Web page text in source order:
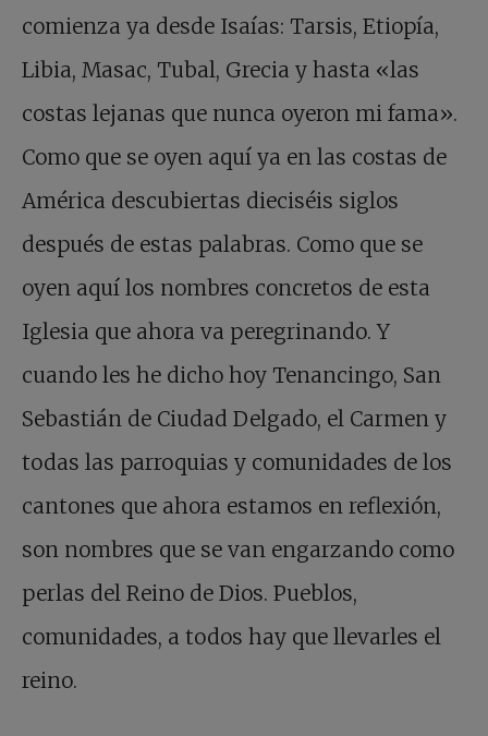
comienza ya desde Isaías: Tarsis, Etiopía,
Libia, Masac, Tubal, Grecia y hasta «las
costas lejanas que nunca oyeron mi fama».
Como que se oyen aquí ya en las costas de
América descubiertas dieciséis siglos
después de estas palabras. Como que se
oyen aquí los nombres concretos de esta
Iglesia que ahora va peregrinando. Y
cuando les he dicho hoy Tenancingo, San
Sebastián de Ciudad Delgado, el Carmen y
todas las parroquias y comunidades de los
cantones que ahora estamos en reflexión,
son nombres que se van engarzando como
perlas del Reino de Dios. Pueblos,
comunidades, a todos hay que llevarles el
reino.